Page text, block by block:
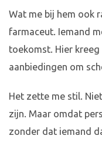
Wat me bij hem ook
farmaceut. Iemand
toekomst. Hier
aanbiedingen om
Het zette me stil.
zijn. Maar omdat
zonder dat iemand